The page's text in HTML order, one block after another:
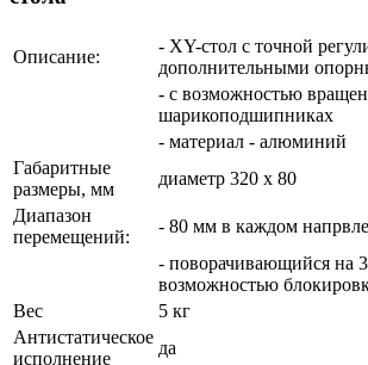
Описание:
- XY-стол с точной
дополнительными
- с возможностью
шарикоподшипниках
- материал - алюминий
Габаритные
размеры, мм
диаметр 320 x 80
Диапазон
перемещений:
- 80 мм в каждом
- поворачивающийся на
возможностью
Вес
5 кг
Антистатическое
исполнение
да